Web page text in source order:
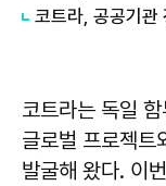
코트라, 공공기관
코트라는 독일
글로벌 프로젝트
발굴해 왔다. 이